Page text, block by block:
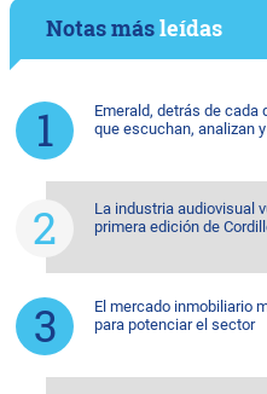
Notas másleídas
Emerald, detrás de
que escuchan, analizan
La industria audiovisual
primera edición de
El mercado inmobiliario
para potenciar el sector